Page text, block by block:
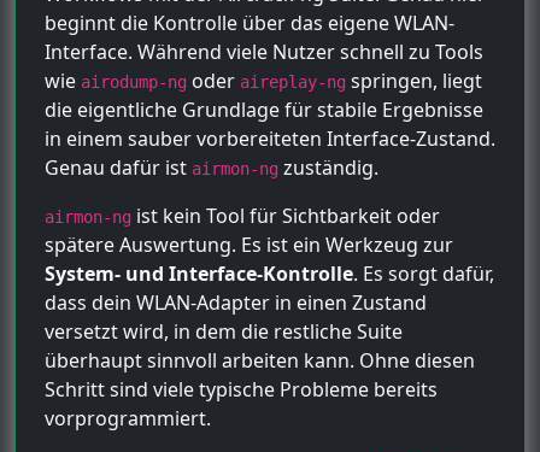
beginnt die Kontrolle über das eigene WLAN-
Interface. Während viele Nutzer schnell zu Tools
wie airodump-ng oder aireplay-ng springen, liegt
die eigentliche Grundlage für stabile Ergebnisse
in einem sauber vorbereiteten Interface-Zustand.
Genau dafür ist airmon-ng zuständig.
airmon-ng ist kein Tool für Sichtbarkeit oder
spätere Auswertung. Es ist ein Werkzeug zur
System- und Interface-Kontrolle. Es sorgt dafür,
dass dein WLAN-Adapter in einen Zustand
versetzt wird, in dem die restliche Suite
überhaupt sinnvoll arbeiten kann. Ohne diesen
Schritt sind viele typische Probleme bereits
vorprogrammiert.